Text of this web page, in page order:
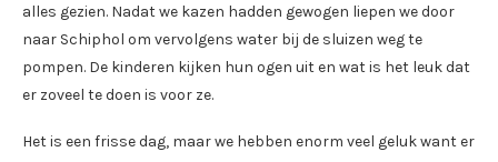
alles gezien. Nadat we kazen hadden gewogen liepen we door
naar Schiphol om vervolgens water bij de sluizen weg te
pompen. De kinderen kijken hun ogen uit en wat is het leuk dat
er zoveel te doen is voor ze.
Het is een frisse dag, maar we hebben enorm veel geluk want er